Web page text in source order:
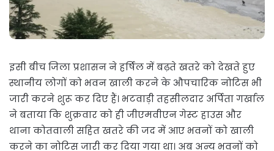
इसी बीच जिला प्रशासन ने हर्षिल में बढ़ते खतरे को देखते हुए
स्थानीय लोगों को भवन खाली करने के औपचारिक नोटिस भी
जारी करने शुरू कर दिए हैं। भटवाड़ी तहसीलदार अर्पिता गर्खाल
ने बताया कि शुक्रवार को ही जीएमवीएन गेस्ट हाउस और
थाना कोतवाली सहित खतरे की जद में आए भवनों को खाली
करने का नोटिस जारी कर दिया गया था। अब अन्य भवनों को